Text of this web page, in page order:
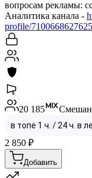
вопросам рекламы:
Аналитика канала -
profile/
20 185
2 850 ₽
Добавить